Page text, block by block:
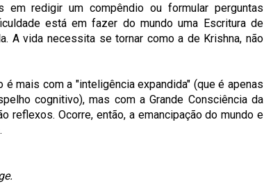
em redigir um compêndio ou formular perguntas
está em fazer do mundo uma Escritura de
A vida necessita se tornar como a de Krishna, não
é mais com a "inteligência expandida" (que é apenas
cognitivo), mas com a Grande Consciência da
reflexos. Ocorre, então, a emancipação do mundo e